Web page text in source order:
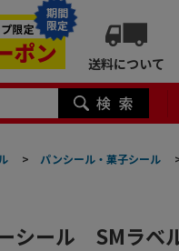
期間
限定
送料について
> パンシール・菓子シール
シール SMラベ